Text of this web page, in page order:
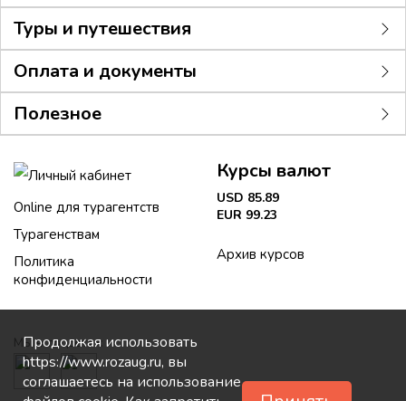
Продолжая использовать
https://www.rozaug.ru, вы
соглашаетесь на использование
Туры и путешествия
Оплата и документы
Полезное
Личный кабинет
Online для турагентств
Турагенствам
Политика
конфиденциальности
Курсы валют
USD 85.89
EUR 99.23
Архив курсов
Мы в соцсетях: